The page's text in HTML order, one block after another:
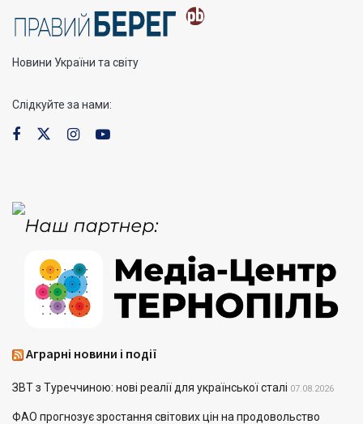
Новини України та світу
Слідкуйте за нами:
Аграрні новини і події
ЗВТ з Туреччиною: нові реалії для української сталі 07.08.2026
ФАО прогнозує зростання світових цін на продовольство